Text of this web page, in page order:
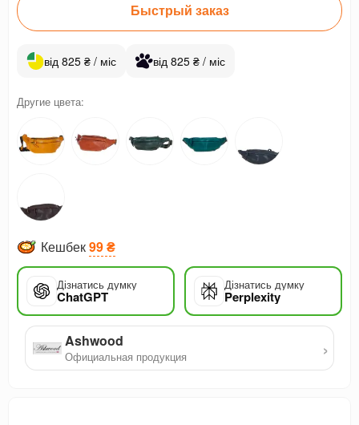
Быстрый заказ
від 825 ₴ / міс від 825 ₴ / міс
Другие цвета:
Кешбек99 ₴
Дізнатись думку
ChatGPT
Дізнатись думку
Perplexity
Ashwood
Официальная продукция ›